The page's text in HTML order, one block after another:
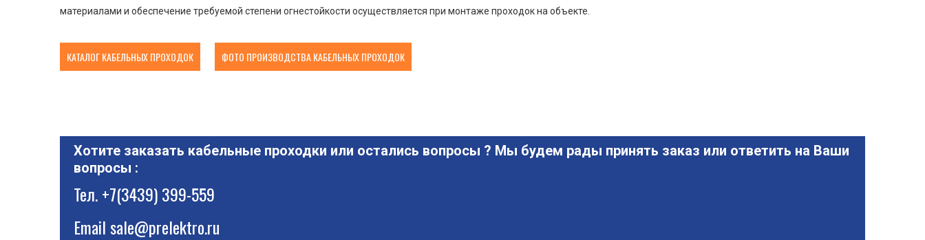
материалами и обеспечение требуемой степени огнестойкости осуществляется при монтаже проходок на объекте.
КАТАЛОГ КАБЕЛЬНЫХ ПРОХОДОК ФОТО ПРОИЗВОДСТВА КАБЕЛЬНЫХ ПРОХОДОК
Хотите заказать кабельные проходки или остались вопросы ? Мы будем рады принять заказ или ответить на Ваши
вопросы :
Тел.+7(3439) 399-559
Emailsale@prelektro.ru